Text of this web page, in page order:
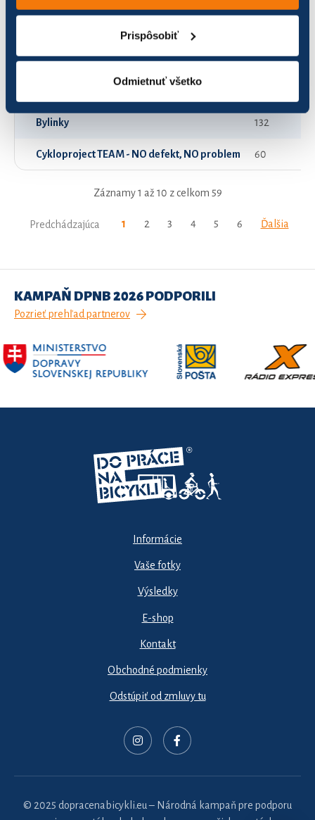
Prispôsobiť
Odmietnuť všetko
Adhex Team 3 47
Bylinky 132
Cykloproject TEAM - NO defekt, NO problem 60
Záznamy 1 až 10 z celkom 59
Predchádzajúca 1 2 3 4 5 6 Ďalšia
KAMPAŇ DPNB 2026 PODPORILI
Pozrieť prehľad partnerov
Informácie
Vaše fotky
Výsledky
E-shop
Kontakt
Obchodné podmienky
Odstúpiť od zmluvy tu
© 2025 dopracenabicykli.eu – Národná kampaň pre podporu